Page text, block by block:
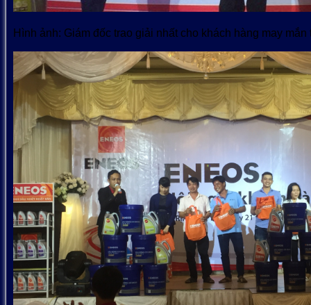
Hình ảnh: Giám đốc trao giải nhất cho khách hàng may